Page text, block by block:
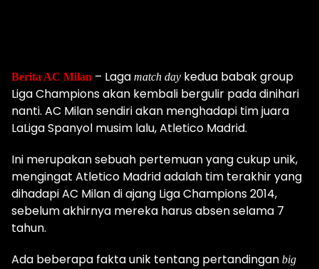
Berita AC Milan – Laga match day kedua babak group
Liga Champions akan kembali bergulir pada dinihari
nanti. AC Milan sendiri akan menghadapi tim juara
LaLiga Spanyol musim lalu, Atletico Madrid.
Ini merupakan sebuah pertemuan yang cukup unik,
mengingat Atletico Madrid adalah tim terakhir yang
dihadapi AC Milan di ajang Liga Champions 2014,
sebelum akhirnya mereka harus absen selama 7
tahun.
Ada beberapa fakta unik tentang pertandingan big